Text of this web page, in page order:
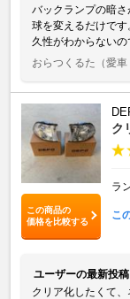
バックランプの暗
球を変えるだけで
久性がわからないの
おらつくるた （愛
この商品の
価格を比較する
ク
ラ
こ
ユーザーの最新投稿
クリア化したくて